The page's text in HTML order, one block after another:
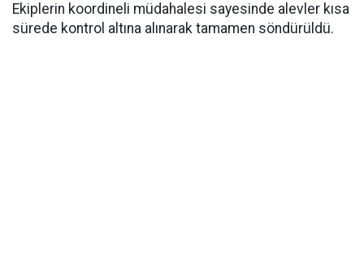
Ekiplerin koordineli müdahalesi sayesinde alevler kısa
sürede kontrol altına alınarak tamamen söndürüldü.